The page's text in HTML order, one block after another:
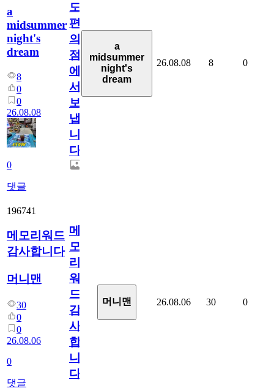
a
midsummer
night's
dream
8
0
0
26.08.08
0
댓글
도
편
의
점
에
서
보
냅
니
다.
a
midsummer
night's
dream
26.08.08 8 0
196741
메모리워드
감사합니다
머니맨
30
0
0
26.08.06
0
댓글
메
모
리
워
드
감
사
합
니
다
머니맨 26.08.06 30 0